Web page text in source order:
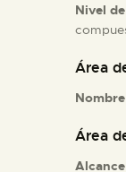
Nivel
Área
Área